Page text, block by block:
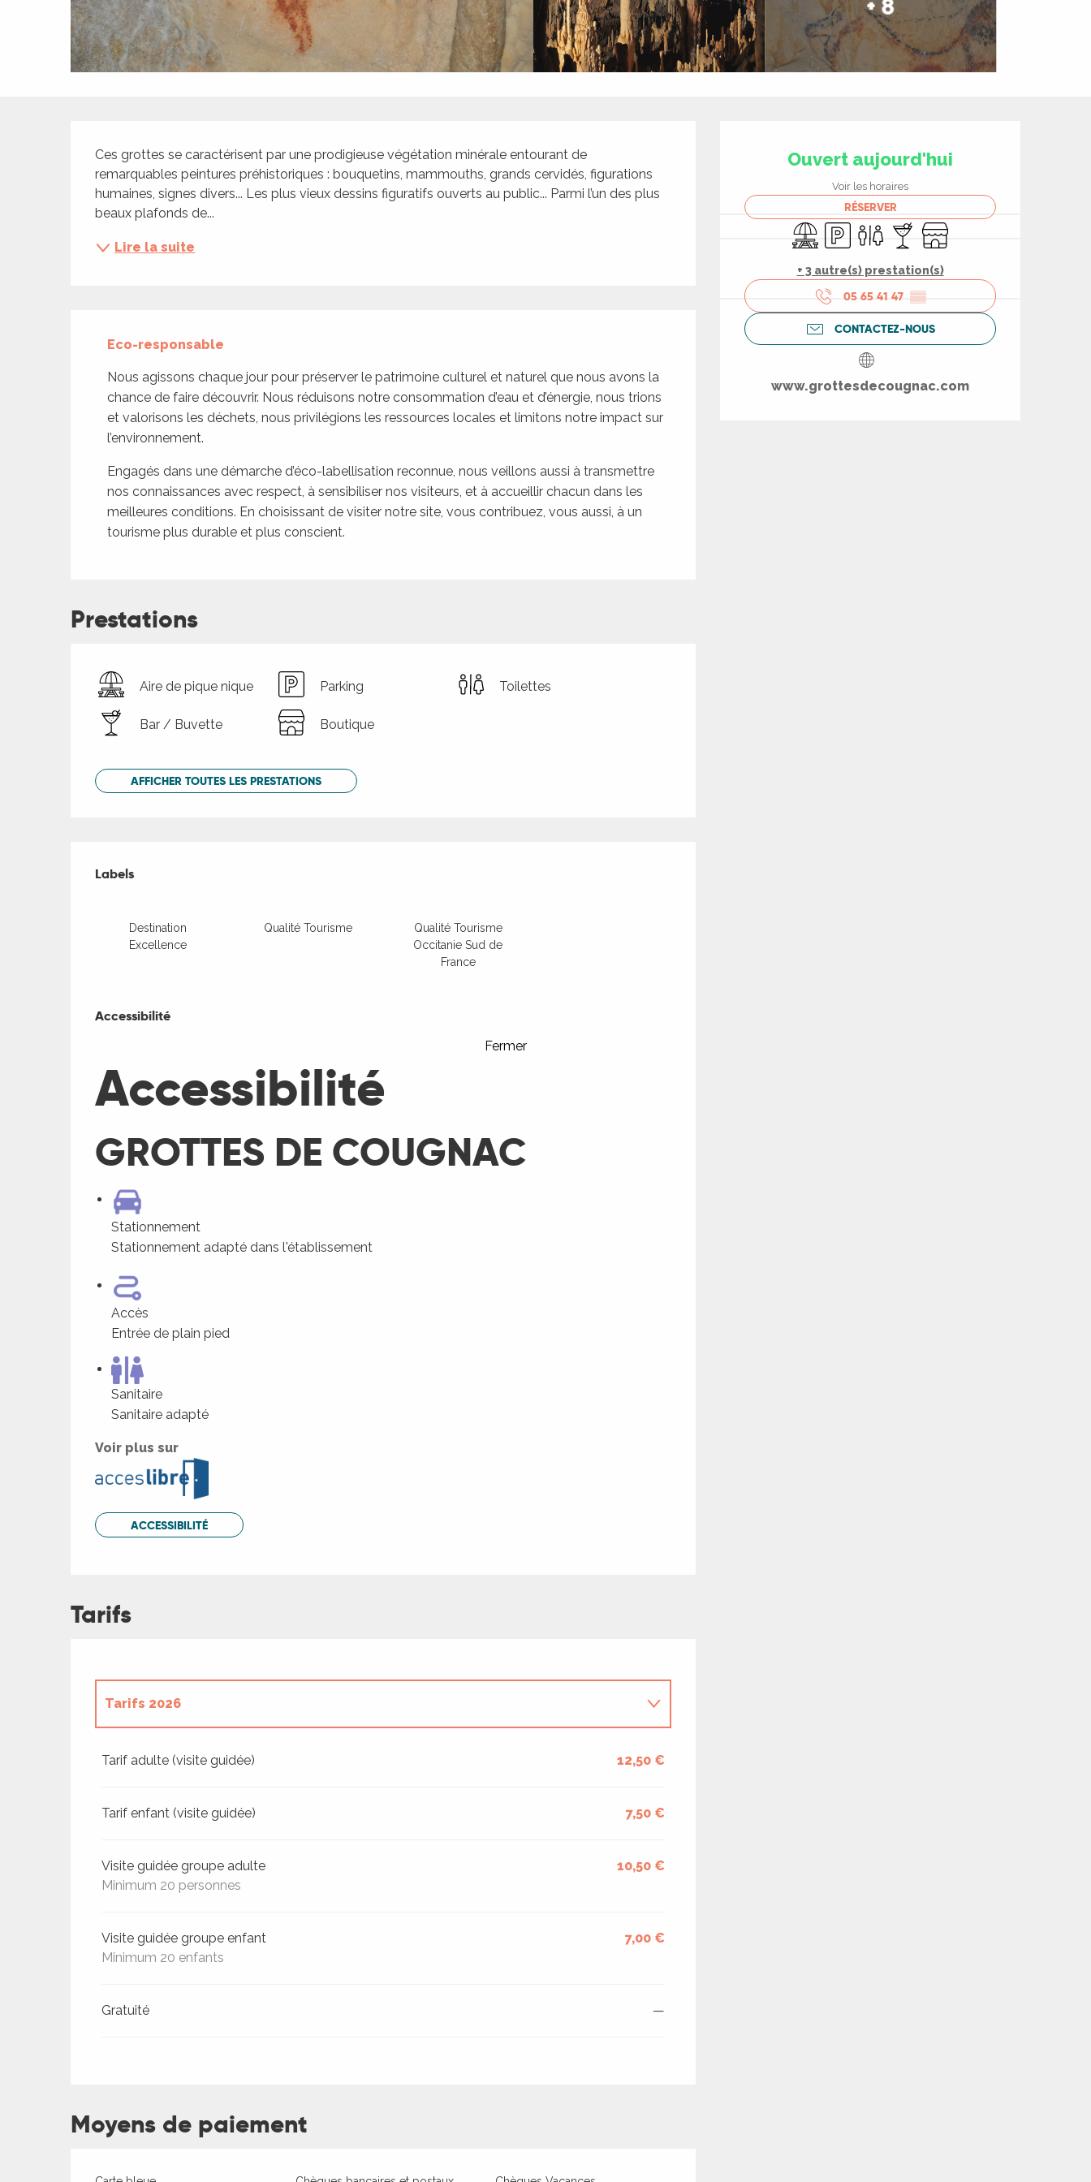
+ 8
Ouverture et
Ouvert aujourd'hui
Voir les horaires
RÉSERVER
Aire de pique nique
ParkingToilettesBar / Buvette
Boutique
+ 3 autre(s) prestation(s)
05 65 41 47 ▒▒
CONTACTEZ-NOUS
www.grottesdecougnac.com
Description
Ces grottes se caractérisent par une prodigieuse végétation minérale entourant de
remarquables peintures préhistoriques : bouquetins, mammouths, grands cervidés, figurations
humaines, signes divers... Les plus vieux dessins figuratifs ouverts au public... Parmi l’un des plus
beaux plafonds de...
Lire la suite
Eco-responsable
Nous agissons chaque jour pour préserver le patrimoine culturel et naturel que nous avons la
chance de faire découvrir. Nous réduisons notre consommation d’eau et d’énergie, nous trions
et valorisons les déchets, nous privilégions les ressources locales et limitons notre impact sur
l’environnement.
Engagés dans une démarche d’éco-labellisation reconnue, nous veillons aussi à transmettre
nos connaissances avec respect, à sensibiliser nos visiteurs, et à accueillir chacun dans les
meilleures conditions. En choisissant de visiter notre site, vous contribuez, vous aussi, à un
tourisme plus durable et plus conscient.
Prestations
Aire de pique nique Parking Toilettes
Bar / Buvette Boutique
AFFICHER TOUTES LES PRESTATIONS
Offres de prestations
Labels
Labels
Destination
Excellence
Qualité Tourisme
Qualité Tourisme
Occitanie Sud de
France
Accessibilité
Fermer
Accessibilité
GROTTES DE COUGNAC
Stationnement
Stationnement adapté dans l'établissement
Accès
Entrée de plain pied
Sanitaire
Sanitaire adapté
Voir plus sur
ACCESSIBILITÉ
Tarifs
Tarifs 2026
Tarif adulte (visite guidée) 12,50 €
Tarif enfant (visite guidée) 7,50 €
Visite guidée groupe adulte
Minimum 20 personnes
10,50 €
Visite guidée groupe enfant
Minimum 20 enfants
7,00 €
Gratuité —
Moyens de paiement